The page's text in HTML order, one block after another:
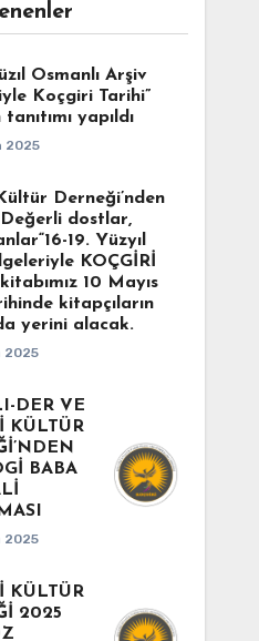
Osmanlı Arşiv
Koçgiri Tarihi”
tanıtımı yapıldı
2025
Derneği’nden
dostlar,
19. Yüzyıl
KOÇGİRİ
10 Mayıs
kitapçıların
yerini alacak.
2025
DER VE
KÜLTÜR
BABA
2025
KÜLTÜR
2025